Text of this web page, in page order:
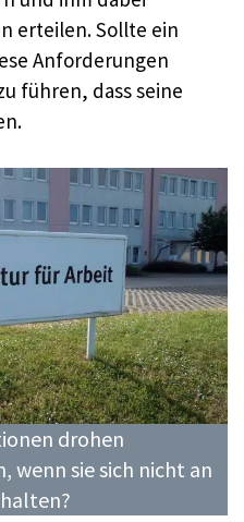
erteilen. Sollte ein
Anforderungen
führen, dass seine
drohen
wenn sie sich nicht an